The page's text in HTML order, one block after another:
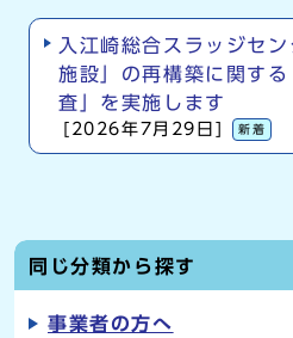
入江崎総合スラッジセ
施設」の再構築に関す
査」を実施します
[2026年7月29日] 新着
同じ分類から探す
事業者の方へ